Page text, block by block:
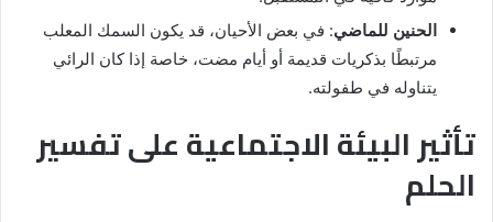
الحنين للماضي: في بعض الأحيان، قد يكون السمك المعلب
مرتبطًا بذكريات قديمة أو أيام مضت، خاصة إذا كان الرائي
يتناوله في طفولته.
تأثير البيئة الاجتماعية على تفسير
الحلم